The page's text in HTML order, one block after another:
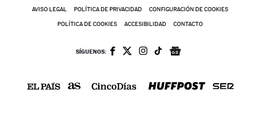
AVISO LEGAL POLÍTICA DE PRIVACIDAD CONFIGURACIÓN DE COOKIES
POLÍTICA DE COOKIES ACCESIBILIDAD CONTACTO
SÍGUENOS: